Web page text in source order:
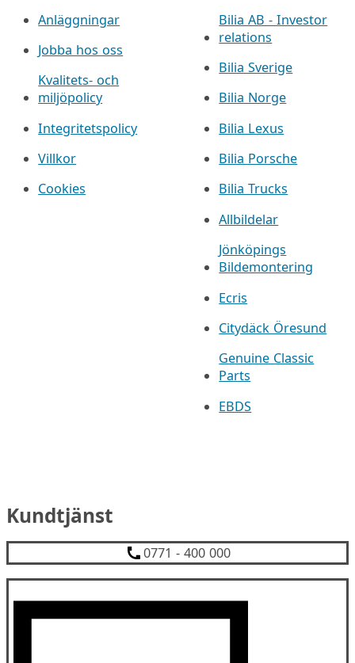
Anläggningar
Jobba hos oss
Kvalitets- och
miljöpolicy
Integritetspolicy
Villkor
Cookies
Bilia AB - Investor
relations
Bilia Sverige
Bilia Norge
Bilia Lexus
Bilia Porsche
Bilia Trucks
Allbildelar
Jönköpings
Bildemontering
Ecris
Citydäck Öresund
Genuine Classic
Parts
EBDS
Kundtjänst
0771 - 400 000